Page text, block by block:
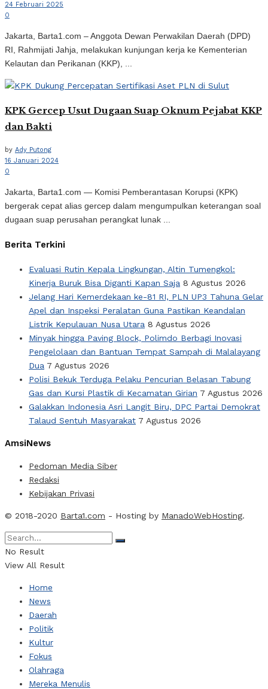
24 Februari 2025
0
Jakarta, Barta1.com – Anggota Dewan Perwakilan Daerah (DPD)
RI, Rahmijati Jahja, melakukan kunjungan kerja ke Kementerian
Kelautan dan Perikanan (KKP), ...
KPK Gercep Usut Dugaan Suap Oknum Pejabat KKP
dan Bakti
by Ady Putong
16 Januari 2024
0
Jakarta, Barta1.com — Komisi Pemberantasan Korupsi (KPK)
bergerak cepat alias gercep dalam mengumpulkan keterangan soal
dugaan suap perusahan perangkat lunak ...
Berita Terkini
Evaluasi Rutin Kepala Lingkungan, Altin Tumengkol:
Kinerja Buruk Bisa Diganti Kapan Saja 8 Agustus 2026
Jelang Hari Kemerdekaan ke-81 RI, PLN UP3 Tahuna Gelar
Apel dan Inspeksi Peralatan Guna Pastikan Keandalan
Listrik Kepulauan Nusa Utara 8 Agustus 2026
Minyak hingga Paving Block, Polimdo Berbagi Inovasi
Pengelolaan dan Bantuan Tempat Sampah di Malalayang
Dua 7 Agustus 2026
Polisi Bekuk Terduga Pelaku Pencurian Belasan Tabung
Gas dan Kursi Plastik di Kecamatan Girian 7 Agustus 2026
Galakkan Indonesia Asri Langit Biru, DPC Partai Demokrat
Talaud Sentuh Masyarakat 7 Agustus 2026
AmsiNews
Pedoman Media Siber
Redaksi
Kebijakan Privasi
© 2018-2020 Barta1.com - Hosting by ManadoWebHosting.
No Result
View All Result
Home
News
Daerah
Politik
Kultur
Fokus
Olahraga
Mereka Menulis